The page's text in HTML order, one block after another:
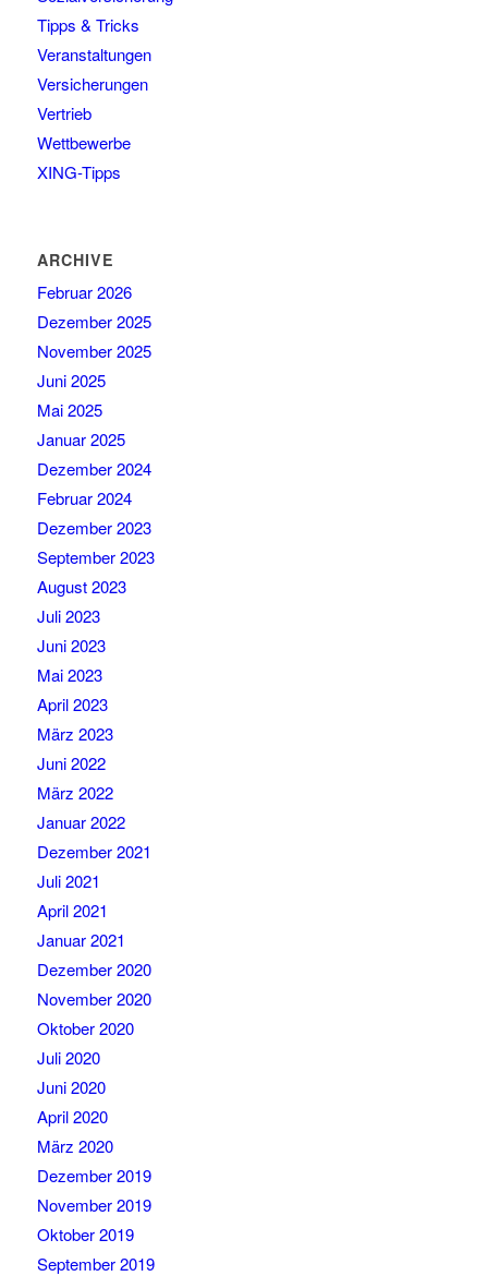
Tipps & Tricks
Veranstaltungen
Versicherungen
Vertrieb
Wettbewerbe
XING-Tipps
ARCHIVE
Februar 2026
Dezember 2025
November 2025
Juni 2025
Mai 2025
Januar 2025
Dezember 2024
Februar 2024
Dezember 2023
September 2023
August 2023
Juli 2023
Juni 2023
Mai 2023
April 2023
März 2023
Juni 2022
März 2022
Januar 2022
Dezember 2021
Juli 2021
April 2021
Januar 2021
Dezember 2020
November 2020
Oktober 2020
Juli 2020
Juni 2020
April 2020
März 2020
Dezember 2019
November 2019
Oktober 2019
September 2019